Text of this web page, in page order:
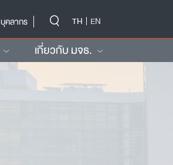
บุคลากร TH EN
เกี่ยวกับ มจธ.